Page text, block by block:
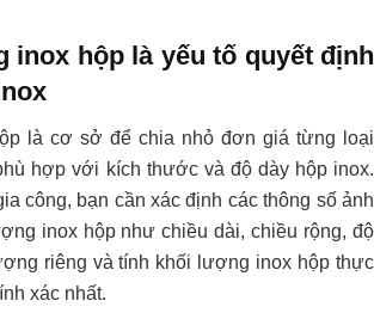
inox hộp là yếu tố quyết định
là cơ sở để chia nhỏ đơn giá từng loại
hợp với kích thước và độ dày hộp inox.
công, bạn cần xác định các thông số ảnh
inox hộp như chiều dài, chiều rộng, độ
riêng và tính khối lượng inox hộp thực
xác nhất.